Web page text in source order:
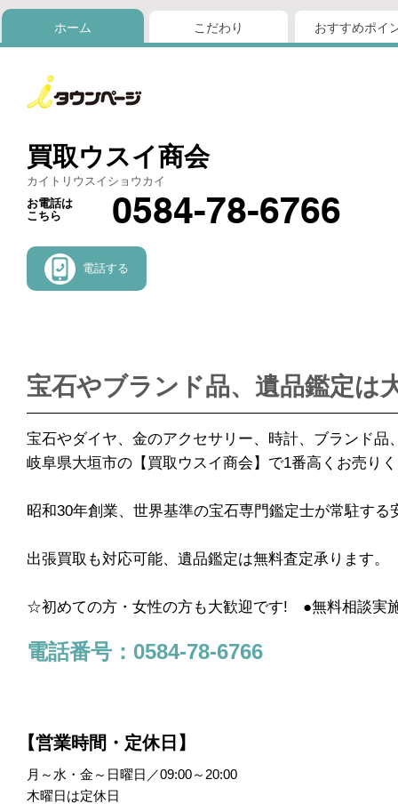
ホーム こだわり おすすめポイ
買取ウスイ商会
カイトリウスイショウカイ
お電話は
こちら
0584-78-6766
電話する
宝石やブランド品、遺品鑑定は
宝石やダイヤ、金のアクセサリー、時計、ブランド品
岐阜県大垣市の【買取ウスイ商会】で1番高くお売り
昭和30年創業、世界基準の宝石専門鑑定士が常駐する
出張買取も対応可能、遺品鑑定は無料査定承ります。
☆初めての方・女性の方も大歓迎です! ●無料相談実
電話番号：0584-78-6766
【営業時間・定休日】
月～水・金～日曜日／09:00～20:00
木曜日は定休日